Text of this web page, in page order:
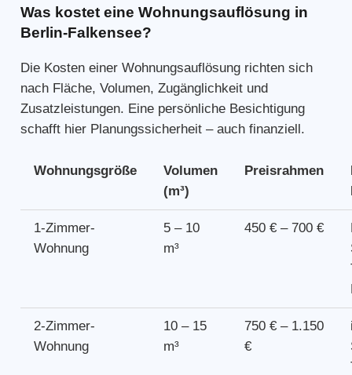
Was kostet eine Wohnungsauflösung in
Berlin-Falkensee?
Die Kosten einer Wohnungsauflösung richten sich
nach Fläche, Volumen, Zugänglichkeit und
Zusatzleistungen. Eine persönliche Besichtigung
schafft hier Planungssicherheit – auch finanziell.
Wohnungsgröße
Volumen
(m³)
Preisrahmen
1-Zimmer-
Wohnung
5 – 10
m³
450 € – 700 €
2-Zimmer-
Wohnung
10 – 15
m³
750 € – 1.150
€